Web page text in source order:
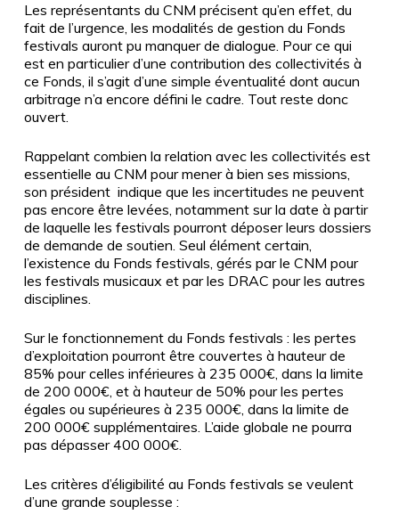
Les représentants du CNM précisent qu’en effet, du
fait de l’urgence, les modalités de gestion du Fonds
festivals auront pu manquer de dialogue. Pour ce qui
est en particulier d’une contribution des collectivités à
ce Fonds, il s’agit d’une simple éventualité dont aucun
arbitrage n’a encore défini le cadre. Tout reste donc
ouvert.
Rappelant combien la relation avec les collectivités est
essentielle au CNM pour mener à bien ses missions,
son président indique que les incertitudes ne peuvent
pas encore être levées, notamment sur la date à partir
de laquelle les festivals pourront déposer leurs dossiers
de demande de soutien. Seul élément certain,
l’existence du Fonds festivals, gérés par le CNM pour
les festivals musicaux et par les DRAC pour les autres
disciplines.
Sur le fonctionnement du Fonds festivals : les pertes
d’exploitation pourront être couvertes à hauteur de
85% pour celles inférieures à 235 000€, dans la limite
de 200 000€, et à hauteur de 50% pour les pertes
égales ou supérieures à 235 000€, dans la limite de
200 000€ supplémentaires. L’aide globale ne pourra
pas dépasser 400 000€.
Les critères d’éligibilité au Fonds festivals se veulent
d’une grande souplesse :